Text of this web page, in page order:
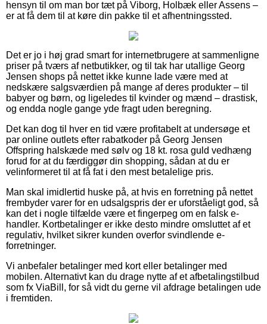
hensyn til om man bor tæt på Viborg, Holbæk eller Assens –
er at få dem til at køre din pakke til et afhentningssted.
Det er jo i høj grad smart for internetbrugere at sammenligne
priser på tværs af netbutikker, og til tak har utallige Georg
Jensen shops på nettet ikke kunne lade være med at
nedskære salgsværdien på mange af deres produkter – til
babyer og børn, og ligeledes til kvinder og mænd – drastisk,
og endda nogle gange yde fragt uden beregning.
Det kan dog til hver en tid være profitabelt at undersøge et
par online outlets efter rabatkoder på Georg Jensen
Offspring halskæde med sølv og 18 kt. rosa guld vedhæng
forud for at du færdiggør din shopping, sådan at du er
velinformeret til at få fat i den mest betalelige pris.
Man skal imidlertid huske på, at hvis en forretning på nettet
frembyder varer for en udsalgspris der er uforståeligt god, så
kan det i nogle tilfælde være et fingerpeg om en falsk e-
handler. Kortbetalinger er ikke desto mindre omsluttet af et
regulativ, hvilket sikrer kunden overfor svindlende e-
forretninger.
Vi anbefaler betalinger med kort eller betalinger med
mobilen. Alternativt kan du drage nytte af et afbetalingstilbud
som fx ViaBill, for så vidt du gerne vil afdrage betalingen ude
i fremtiden.